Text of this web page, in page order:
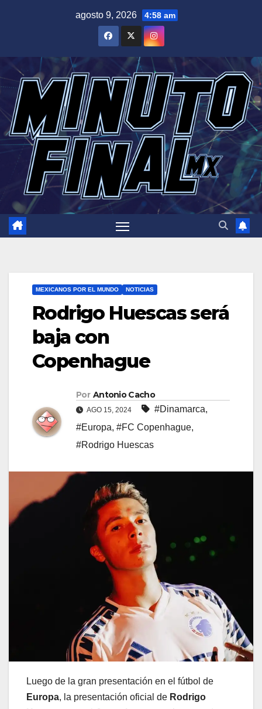
agosto 9, 2026 4:58 am
MEXICANOS POR EL MUNDO NOTICIAS
Rodrigo Huescas será
baja con
Copenhague
Por Antonio Cacho
AGO 15, 2024 #Dinamarca,
#Europa, #FC Copenhague,
#Rodrigo Huescas
Luego de la gran presentación en el fútbol de
Europa, la presentación oficial de Rodrigo